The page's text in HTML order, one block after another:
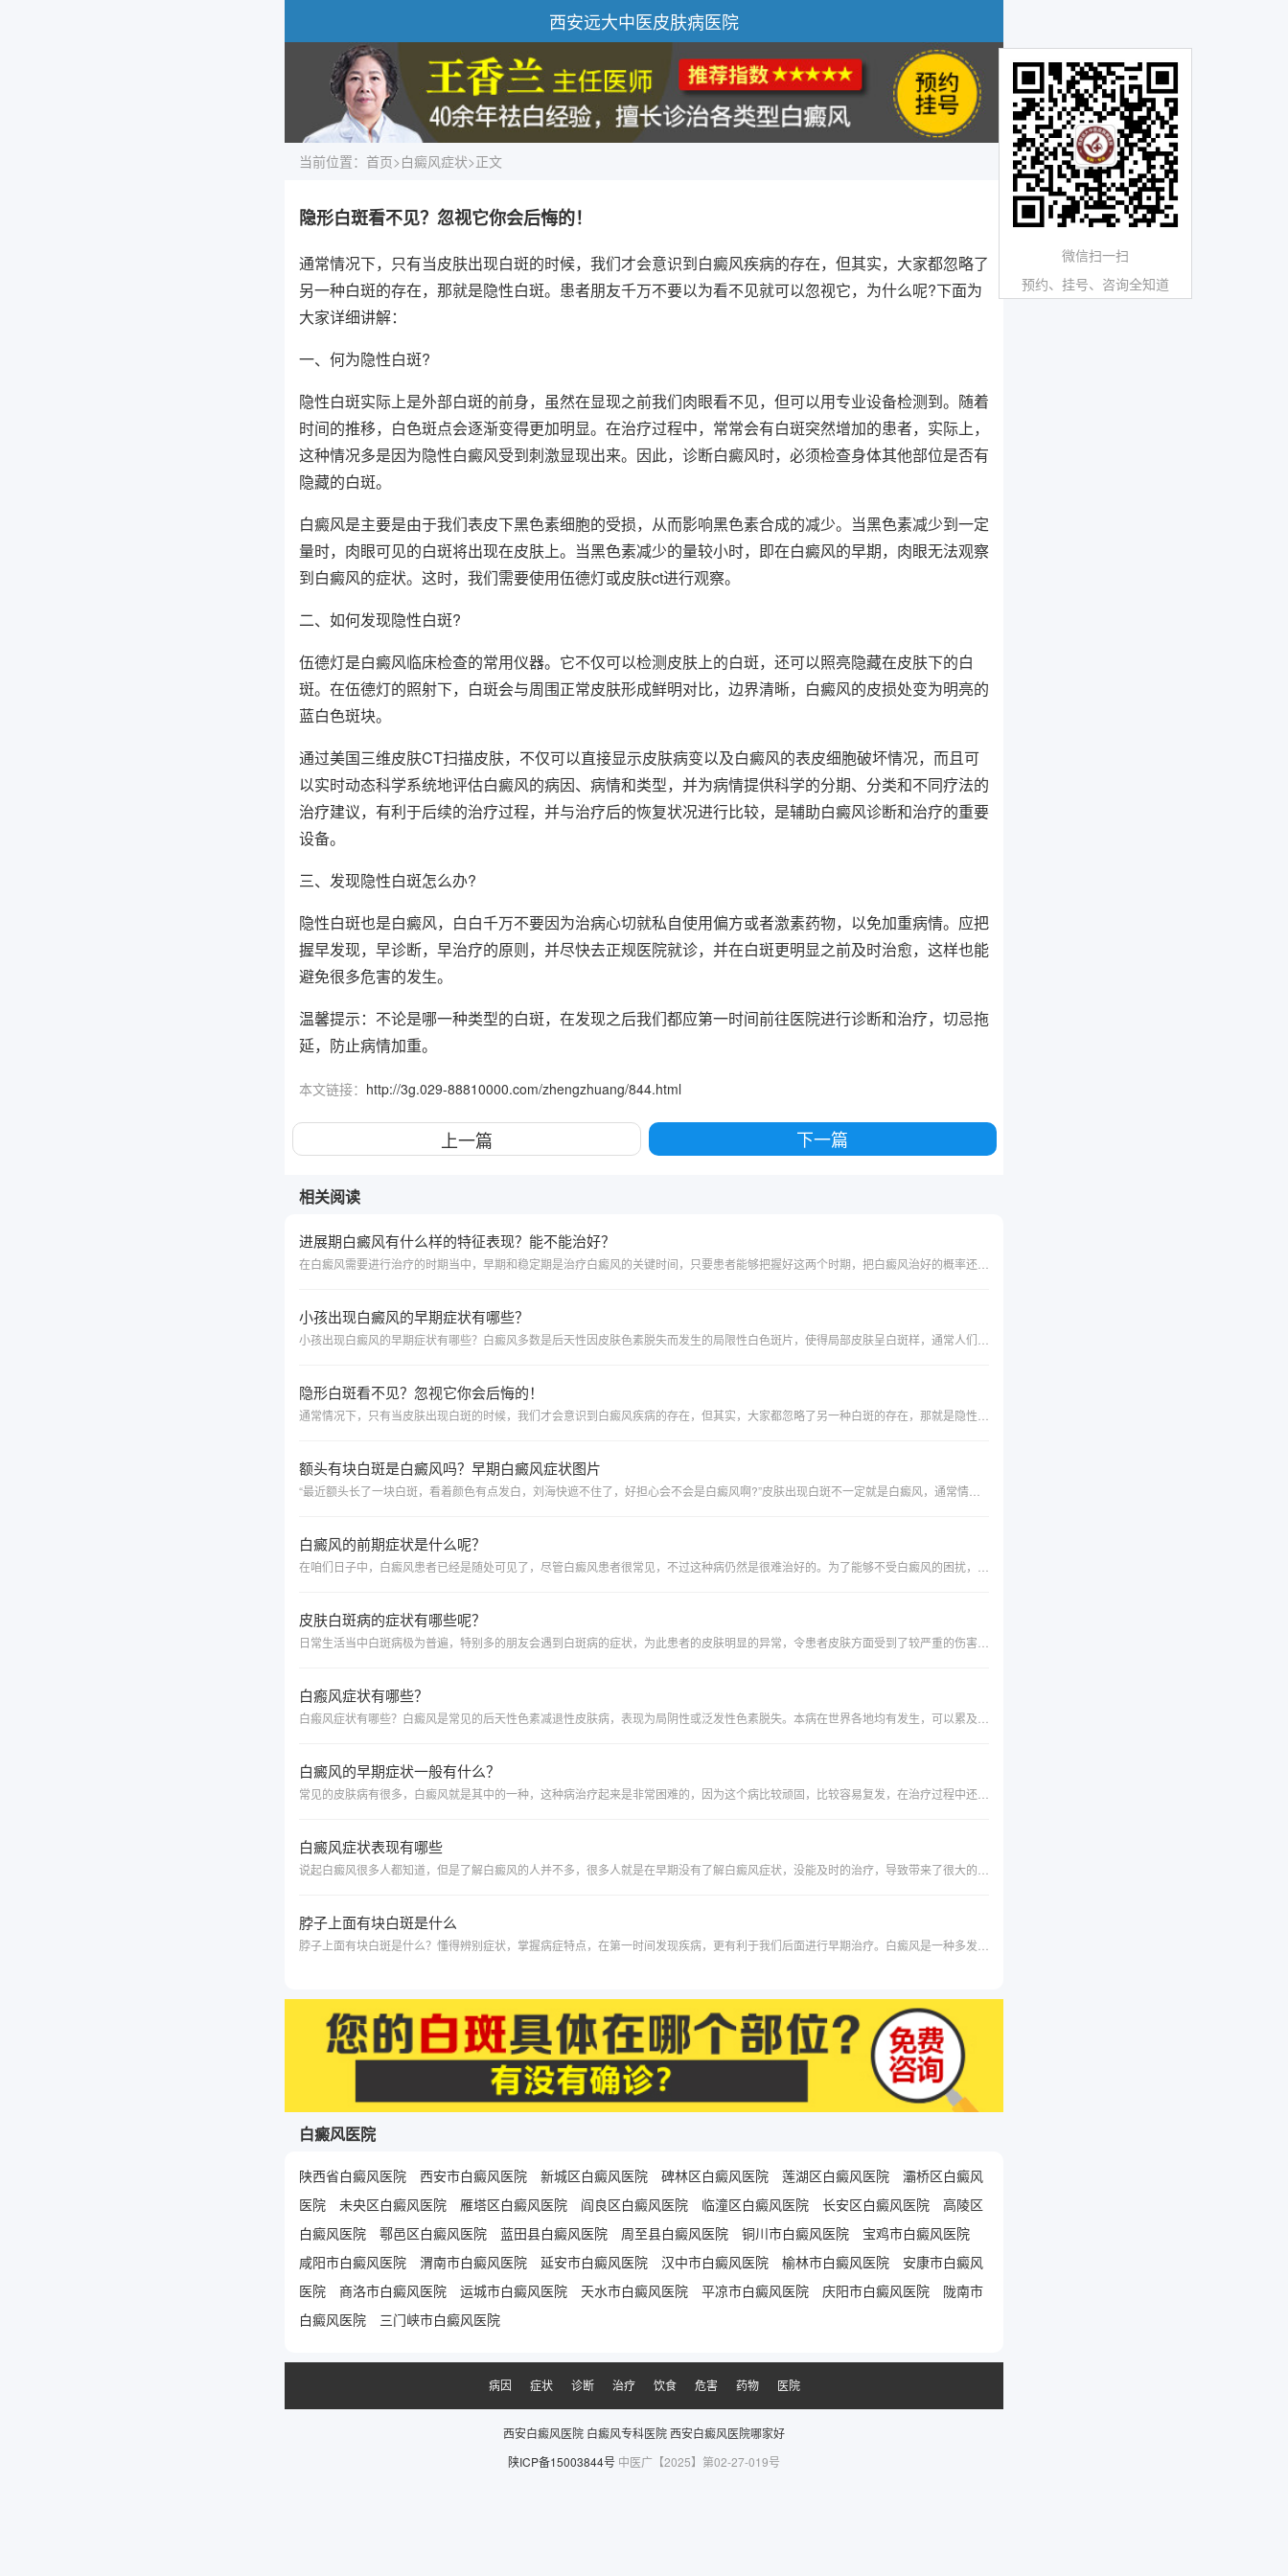
西安远大中医皮肤病医院
当前位置： 首页>白癜风症状>正文
隐形白斑看不见？忽视它你会后悔的！
通常情况下，只有当皮肤出现白斑的时候，我们才会意识到白癜风疾病的存在，但其实，大家都忽略了
另一种白斑的存在，那就是隐性白斑。患者朋友千万不要以为看不见就可以忽视它，为什么呢?下面为
大家详细讲解：
一、何为隐性白斑?
隐性白斑实际上是外部白斑的前身，虽然在显现之前我们肉眼看不见，但可以用专业设备检测到。随着
时间的推移，白色斑点会逐渐变得更加明显。在治疗过程中，常常会有白斑突然增加的患者，实际上，
这种情况多是因为隐性白癜风受到刺激显现出来。因此，诊断白癜风时，必须检查身体其他部位是否有
隐藏的白斑。
白癜风是主要是由于我们表皮下黑色素细胞的受损，从而影响黑色素合成的减少。当黑色素减少到一定
量时，肉眼可见的白斑将出现在皮肤上。当黑色素减少的量较小时，即在白癜风的早期，肉眼无法观察
到白癜风的症状。这时，我们需要使用伍德灯或皮肤ct进行观察。
二、如何发现隐性白斑?
伍德灯是白癜风临床检查的常用仪器。它不仅可以检测皮肤上的白斑，还可以照亮隐藏在皮肤下的白
斑。在伍德灯的照射下，白斑会与周围正常皮肤形成鲜明对比，边界清晰，白癜风的皮损处变为明亮的
蓝白色斑块。
通过美国三维皮肤CT扫描皮肤，不仅可以直接显示皮肤病变以及白癜风的表皮细胞破坏情况，而且可
以实时动态科学系统地评估白癜风的病因、病情和类型，并为病情提供科学的分期、分类和不同疗法的
治疗建议，有利于后续的治疗过程，并与治疗后的恢复状况进行比较，是辅助白癜风诊断和治疗的重要
设备。
三、发现隐性白斑怎么办?
隐性白斑也是白癜风，白白千万不要因为治病心切就私自使用偏方或者激素药物，以免加重病情。应把
握早发现，早诊断，早治疗的原则，并尽快去正规医院就诊，并在白斑更明显之前及时治愈，这样也能
避免很多危害的发生。
温馨提示：不论是哪一种类型的白斑，在发现之后我们都应第一时间前往医院进行诊断和治疗，切忌拖
延，防止病情加重。
本文链接： http://3g.029-88810000.com/zhengzhuang/844.html
上一篇 下一篇
相关阅读
进展期白癜风有什么样的特征表现？能不能治好？
在白癜风需要进行治疗的时期当中，早期和稳定期是治疗白癜风的关键时间，只要患者能够把握好这两个时期，把白癜风治好的概率还是比较大的，但是也有很多患者因为各种各样的原因错过了这两个治疗的重要时期，有相当多的白癜风患者在治疗的时候白斑是处在进展期的。那么白癜风在进展期应该要怎么治疗呢？进展期的白癜风能不能被治好？
小孩出现白癜风的早期症状有哪些？
小孩出现白癜风的早期症状有哪些？白癜风多数是后天性因皮肤色素脱失而发生的局限性白色斑片，使得局部皮肤呈白斑样，通常人们把它称之为色素脱失皮肤病，白癜风可发生于任何人群，所以不仅成年人有，而且很多儿童也会患上白癜风，那么，关于这一问题，我们就来看看西安远大白癜风医院专家的具体分析：
隐形白斑看不见？忽视它你会后悔的！
通常情况下，只有当皮肤出现白斑的时候，我们才会意识到白癜风疾病的存在，但其实，大家都忽略了另一种白斑的存在，那就是隐性白斑。患者朋友千万不要以为看不见就可以忽视它，为什么呢?下面为大家详细讲解：一、何为隐性白斑?隐性白斑实际上是外部白斑的前身，虽然在显现之前我们肉眼看不见，
额头有块白斑是白癜风吗？早期白癜风症状图片
“最近额头长了一块白斑，看着颜色有点发白，刘海快遮不住了，好担心会不会是白癜风啊?”皮肤出现白斑不一定就是白癜风，通常情况下表现为白斑的疾病主要有一下几种，下面我们来做以区分：1、白癜风白癜风是一种常见的后天性限局性或泛发性皮肤色素脱失病。由于自身免疫系统和
白癜风的前期症状是什么呢？
在咱们日子中，白癜风患者已经是随处可见了，尽管白癜风患者很常见，不过这种病仍然是很难治好的。为了能够不受白癜风的困扰，咱们我们就必定要做好白癜风的有用防备，不让白癜风有待机而动。那么，白癜风的前期症状是什么呢？
皮肤白斑病的症状有哪些呢？
日常生活当中白斑病极为普遍，特别多的朋友会遇到白斑病的症状，为此患者的皮肤明显的异常，令患者皮肤方面受到了较严重的伤害，各位朋友需要将白斑病关注起来，而且还要清楚的了解该病发生后带来的症状表现，认识一下皮肤白斑病的症状有哪些呢？
白瘢风症状有哪些？
白瘢风症状有哪些？白癜风是常见的后天性色素减退性皮肤病，表现为局阴性或泛发性色素脱失。本病在世界各地均有发生，可以累及所有民族。据统计世界发病率为0.3%到3.8%，一般肤色浅的人群发病率低，而肤色深的人群患病率高。白癜风在某些情况下可能会危及生命，如皮肤癌，自卑等引起自杀。一定要引起重视，尽快把病治好。了解白瘢风的常见症状，可以使患者及早发现、及早治疗。
白癜风的早期症状一般有什么？
常见的皮肤病有很多，白癜风就是其中的一种，这种病治疗起来是非常困难的，因为这个病比较顽固，比较容易复发，在治疗过程中还比较容易扩散，一旦患上，将严重影响患者的生活，那么这个病的早期都有什么症状呢，下面给大家介绍一下。
白癜风症状表现有哪些
说起白癜风很多人都知道，但是了解白癜风的人并不多，很多人就是在早期没有了解白癜风症状，没能及时的治疗，导致带来了很大的影响，那么我们来具体看一下白癜风症状表现有哪些？
脖子上面有块白斑是什么
脖子上面有块白斑是什么？懂得辨别症状，掌握病症特点，在第一时间发现疾病，更有利于我们后面进行早期治疗。白癜风是一种多发性疾病，它的诱发因素多，白癜风在皮肤的任何部位都有可能出现，对患者的形象造成了极其严重的影响，其中面部、脖子部位最常见诱发，对于病症的准备判断有利于治疗。下面简单介绍一下脖子上长白斑的一些症状。
白癜风医院
陕西省白癜风医院 西安市白癜风医院 新城区白癜风医院 碑林区白癜风医院 莲湖区白癜风医院
灞桥区白癜风
医院
未央区白癜风医院 雁塔区白癜风医院 阎良区白癜风医院 临潼区白癜风医院 长安区白癜风医院
高陵区
白癜风医院
鄠邑区白癜风医院 蓝田县白癜风医院 周至县白癜风医院 铜川市白癜风医院
宝鸡市白癜风医院
咸阳市白癜风医院
渭南市白癜风医院 延安市白癜风医院 汉中市白癜风医院 榆林市白癜风医院
安康市白癜风
医院
商洛市白癜风医院 运城市白癜风医院 天水市白癜风医院 平凉市白癜风医院 庆阳市白癜风医院
陇南市
白癜风医院
三门峡市白癜风医院
病因 症状 诊断 治疗 饮食 危害 药物 医院
西安白癜风医院 白癜风专科医院西安白癜风医院哪家好
陕ICP备15003844号 中医广【2025】第02-27-019号
微信扫一扫
预约、挂号、咨询全知道